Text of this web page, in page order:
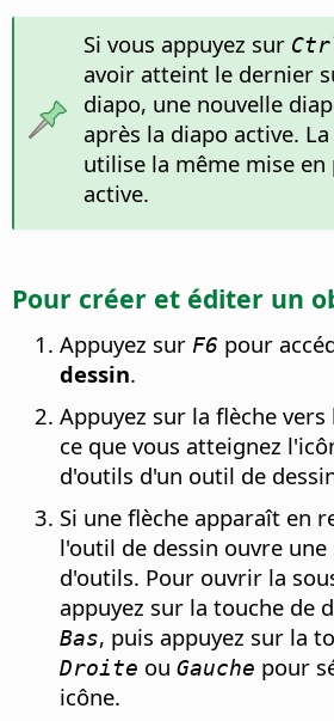
Si vous appuyez sur
avoir atteint le dernier
diapo, une nouvelle
après la diapo active.
utilise la même mise en
active.
Pour créer et éditer un
Appuyez sur F6 pour
dessin.
Appuyez sur la flèche vers
ce que vous atteignez
d'outils d'un outil de
Si une flèche apparaît en
l'outil de dessin ouvre
d'outils. Pour ouvrir la
appuyez sur la touche de
Bas, puis appuyez sur la
Droite ou Gauche pour
icône.